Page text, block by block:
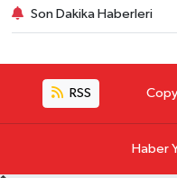
Son Dakika Haberleri
RSS
Haber